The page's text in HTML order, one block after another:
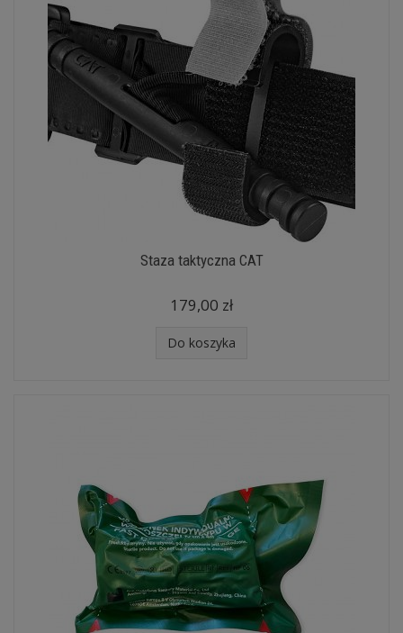
Staza taktyczna CAT
179,00 zł
Do koszyka